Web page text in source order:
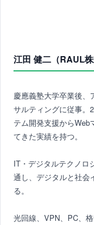
江田 健二（RAUL
慶應義塾大学卒業後、
サルティングに従事。
テム開発支援からWeb
てきた実績を持つ。
IT・デジタルテクノロ
通し、デジタルと社会
る。
光回線、VPN、PC、